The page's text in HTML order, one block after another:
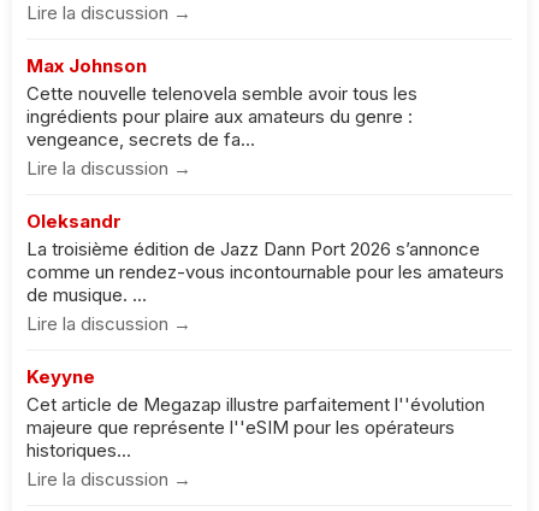
Lire la discussion →
Max Johnson
Cette nouvelle telenovela semble avoir tous les
ingrédients pour plaire aux amateurs du genre :
vengeance, secrets de fa...
Lire la discussion →
Oleksandr
La troisième édition de Jazz Dann Port 2026 s’annonce
comme un rendez-vous incontournable pour les amateurs
de musique. ...
Lire la discussion →
Keyyne
Cet article de Megazap illustre parfaitement l''évolution
majeure que représente l''eSIM pour les opérateurs
historiques...
Lire la discussion →